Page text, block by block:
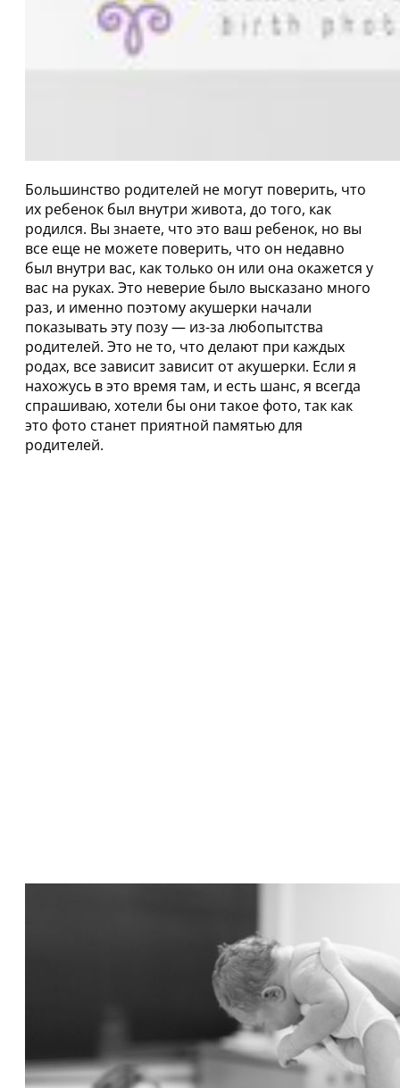
Большинство родителей не могут поверить, что
их ребенок был внутри живота, до того, как
родился. Вы знаете, что это ваш ребенок, но вы
все еще не можете поверить, что он недавно
был внутри вас, как только он или она окажется у
вас на руках. Это неверие было высказано много
раз, и именно поэтому акушерки начали
показывать эту позу — из-за любопытства
родителей. Это не то, что делают при каждых
родах, все зависит зависит от акушерки. Если я
нахожусь в это время там, и есть шанс, я всегда
спрашиваю, хотели бы они такое фото, так как
это фото станет приятной памятью для
родителей.